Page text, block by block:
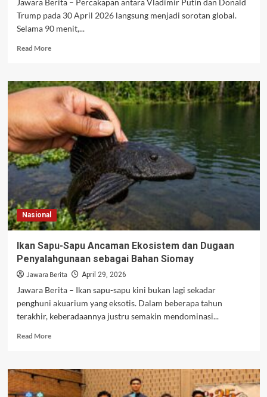
Jawara Berita – Percakapan antara Vladimir Putin dan Donald
Trump pada 30 April 2026 langsung menjadi sorotan global.
Selama 90 menit,...
Read MoreRead
Putin
dan
Trump
Bahas
Konflik
Global
dalam
Panggilan
90
Menit
Nasional
Ikan Sapu-Sapu Ancaman Ekosistem dan Dugaan
Penyalahgunaan sebagai Bahan Siomay
Jawara Berita April 29, 2026
Jawara Berita – Ikan sapu-sapu kini bukan lagi sekadar
penghuni akuarium yang eksotis. Dalam beberapa tahun
terakhir, keberadaannya justru semakin mendominasi...
Read MoreRead
Ikan
Sapu-
Sapu